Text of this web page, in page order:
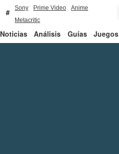
Sony Prime Video
Anime
Metacritic
Noticias Análisis Guías Juegos